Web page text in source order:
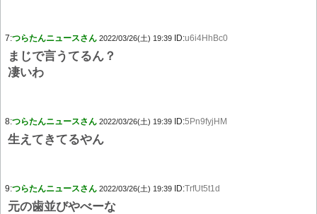
7:つらたんニュースさん 2022/03/26(土) 19:39 ID:u6i4HhBc0
まじで言うてるん？
凄いわ
8:つらたんニュースさん 2022/03/26(土) 19:39 ID:5Pn9fyjHM
生えてきてるやん
9:つらたんニュースさん 2022/03/26(土) 19:39 ID:TrfUt5t1d
元の歯並びやべーな